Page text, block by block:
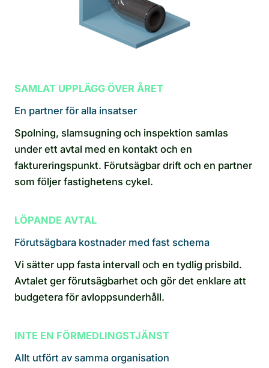
SAMLAT UPPLÄGG ÖVER ÅRET
En partner för alla insatser
Spolning, slamsugning och inspektion samlas
under ett avtal med en kontakt och en
faktureringspunkt. Förutsägbar drift och en partner
som följer fastighetens cykel.
LÖPANDE AVTAL
Förutsägbara kostnader med fast schema
Vi sätter upp fasta intervall och en tydlig prisbild.
Avtalet ger förutsägbarhet och gör det enklare att
budgetera för avloppsunderhåll.
INTE EN FÖRMEDLINGSTJÄNST
Allt utfört av samma organisation